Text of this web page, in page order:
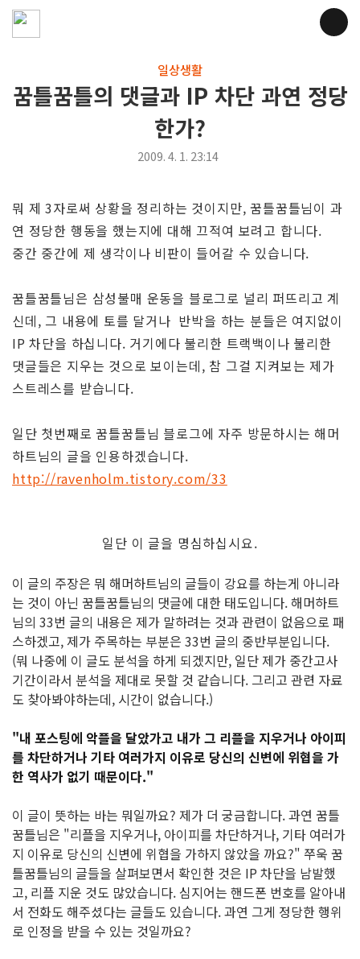
일상생활
꿈틀꿈틀의 댓글과 IP 차단 과연 정당
한가?
2009. 4. 1. 23:14
뭐 제 3자로써 상황을 정리하는 것이지만, 꿈틀꿈틀님이 과
연 정당한 행동을 했는지에 대해 끄적여 보려고 합니다.
중간 중간에 제 생각이나 비판이 들어갈 수 있습니다.
꿈틀꿈틀님은 삼성불매 운동을 블로그로 널리 퍼뜨리고 계
신데, 그 내용에 토를 달거나 반박을 하는 분들은 여지없이
IP 차단을 하십니다. 거기에다 불리한 트랙백이나 불리한
댓글들은 지우는 것으로 보이는데, 참 그걸 지켜보는 제가
스트레스를 받습니다.
일단 첫번째로 꿈틀꿈틀님 블로그에 자주 방문하시는 해머
하트님의 글을 인용하겠습니다.
http://ravenholm.tistory.com/33
일단 이 글을 명심하십시요.
이 글의 주장은 뭐 해머하트님의 글들이 강요를 하는게 아니라
는 것이 아닌 꿈틀꿈틀님의 댓글에 대한 태도입니다. 해머하트
님의 33번 글의 내용은 제가 말하려는 것과 관련이 없음으로 패
스하겠고, 제가 주목하는 부분은 33번 글의 중반부분입니다.
(뭐 나중에 이 글도 분석을 하게 되겠지만, 일단 제가 중간고사
기간이라서 분석을 제대로 못할 것 같습니다. 그리고 관련 자료
도 찾아봐야하는데, 시간이 없습니다.)
"내 포스팅에 악플을 달았가고 내가 그 리플을 지우거나 아이피
를 차단하거나 기타 여러가지 이유로 당신의 신변에 위협을 가
한 역사가 없기 때문이다."
이 글이 뜻하는 바는 뭐일까요? 제가 더 궁금합니다. 과연 꿈틀
꿈틀님은 "리플을 지우거나, 아이피를 차단하거나, 기타 여러가
지 이유로 당신의 신변에 위협을 가하지 않았을 까요?" 쭈욱 꿈
틀꿈틀님의 글들을 살펴보면서 확인한 것은 IP 차단을 남발했
고, 리플 지운 것도 많았습니다. 심지어는 핸드폰 번호를 알아내
서 전화도 해주셨다는 글들도 있습니다. 과연 그게 정당한 행위
로 인정을 받을 수 있는 것일까요?